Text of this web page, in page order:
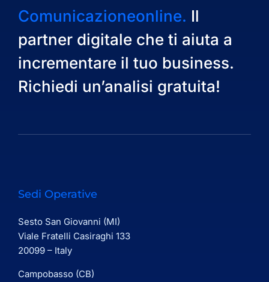
Comunicazioneonline. Il
partner digitale che ti aiuta a
incrementare il tuo business.
Richiedi un’analisi gratuita!
Sedi Operative
Sesto San Giovanni (MI)
Viale Fratelli Casiraghi 133
20099 – Italy
Campobasso (CB)